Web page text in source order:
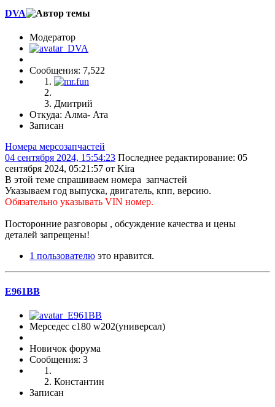
DVA
Модератор
Сообщения: 7,522
Дмитрий
Откуда: Алма- Ата
Записан
Номера мерсозапчастей
04 сентября 2024, 15:54:23 Последнее редактирование: 05
сентября 2024, 05:21:57 от Kira
В этой теме спрашиваем номера запчастей
Указываем год выпуска, двигатель, кпп, версию.
Обязательно указывать VIN номер.
Посторонние разговоры , обсуждение качества и цены
деталей запрещены!
1 пользователю это нравится.
Е961ВВ
Мерседес с180 w202(универсал)
Новичок форума
Сообщения: 3
Константин
Записан